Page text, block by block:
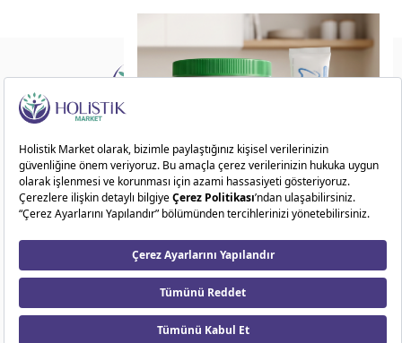
Doğadan ilham alarak sağlıklı ve dengeli bir
yaşam sunuyoruz!
Kurumsal
ÖN SİPARİŞ FIRSATI
10
Gün
06
Saat Dakika Saniye